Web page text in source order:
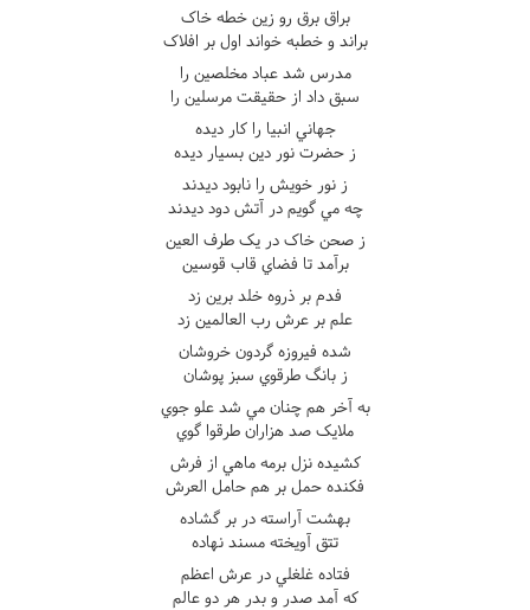
براق برق رو زين خطه خاک
براند و خطبه خواند اول بر افلاک
مدرس شد عباد مخلصين را
سبق داد از حقيقت مرسلين را
جهاني انبيا را کار ديده
ز حضرت نور دين بسيار ديده
ز نور خويش را نابود ديدند
چه مي گويم در آتش دود ديدند
ز صحن خاک در يک طرف العين
برآمد تا فضاي قاب قوسين
فدم بر ذروه خلد برين زد
علم بر عرش رب العالمين زد
شده فيروزه گردون خروشان
ز بانگ طرقوي سبز پوشان
به آخر هم چنان مي شد علو جوي
ملايک صد هزاران طرقوا گوي
کشيده نزل برمه ماهي از فرش
فکنده حمل بر هم حامل العرش
بهشت آراسته در بر گشاده
تتق آويخته مسند نهاده
فتاده غلغلي در عرش اعظم
که آمد صدر و بدر هر دو عالم